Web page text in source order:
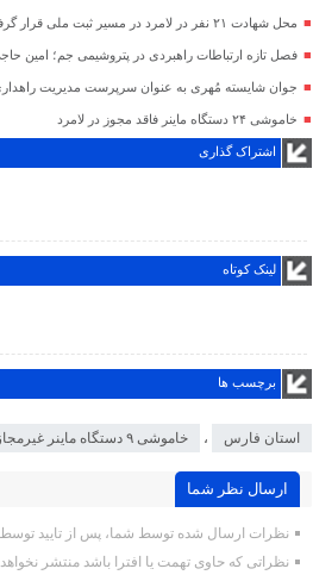
محل شهادت ۲۱ نفر در لامرد در مسیر ثبت ملی قرار گرفت
فصل تازه ارتباطات راهبردی در پتروشیمی جم؛ امین
جوان شایسته مُهری به عنوان سرپرست مدیریت
خاموشی ۲۴ دستگاه ماینر فاقد مجوز در لامرد
اشتراک گذاری
لینک کوتاه
برچسب ها
استان فارس ، خاموشی ۹ دستگاه ماينر غیرمجاز در لامرد
ارسال نظر شما
نظرات ارسال شده توسط شما، پس از تایید
نظراتی که حاوی تهمت یا افترا باشد منتشر